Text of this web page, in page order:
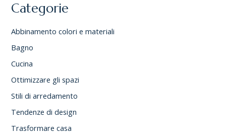
Categorie
Abbinamento colori e materiali
Bagno
Cucina
Ottimizzare gli spazi
Stili di arredamento
Tendenze di design
Trasformare casa